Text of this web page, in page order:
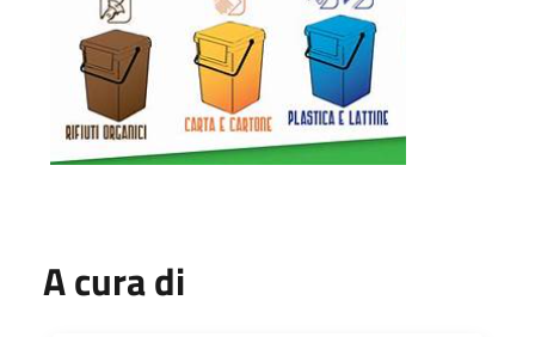
A cura di